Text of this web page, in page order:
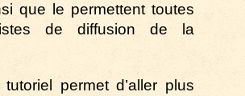
que le permettent toutes
de diffusion de la
permet d’aller plus